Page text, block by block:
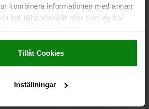
kombinera informationen med annan
har tillhandahållit eller som de har
|AGB
Tillåt Cookies
Inställningar
SPÄRRSPÅR ST.4 M20X1,5, FORM:G,
KOMP:TERMOPLAST SVARTGRÅ
FORM=G